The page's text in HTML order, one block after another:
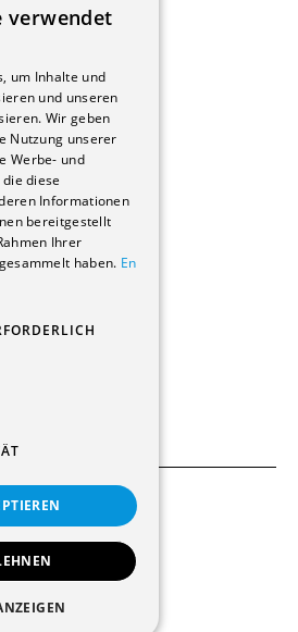
Geschäfte
FRENCH
verwendet
um Inhalte und
und unseren
Wir geben
Nutzung unserer
Werbe- und
diese
Informationen
bereitgestellt
Ihrer
haben. En